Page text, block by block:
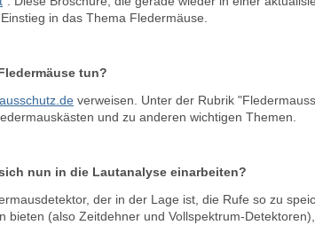
in das Thema Fledermäuse.
tun?
verweisen. Unter der Rubrik
und zu anderen wichtigen Themen.
nun in die Lautanalyse einarbeiten?
der in der Lage ist, die Rufe so zu
(also Zeitdehner und Vollspektrum-